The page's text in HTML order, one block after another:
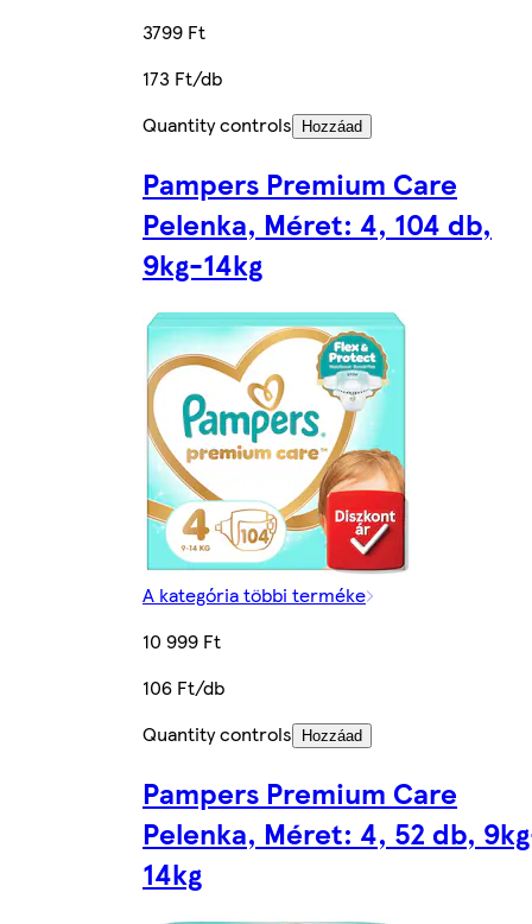
3799 Ft
173 Ft/db
Quantity controls
Hozzáad
Pampers Premium Care
Pelenka, Méret: 4, 104 db,
9kg-14kg
A kategória többi terméke
10 999 Ft
106 Ft/db
Quantity controls
Hozzáad
Pampers Premium Care
Pelenka, Méret: 4, 52 db,
14kg